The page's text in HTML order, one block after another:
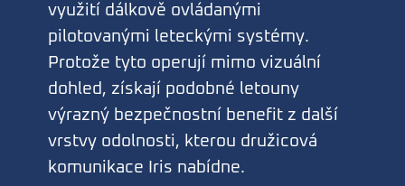
využití dálkově ovládanými
pilotovanými leteckými systémy.
Protože tyto operují mimo vizuální
dohled, získají podobné letouny
výrazný bezpečnostní benefit z další
vrstvy odolnosti, kterou družicová
komunikace Iris nabídne.